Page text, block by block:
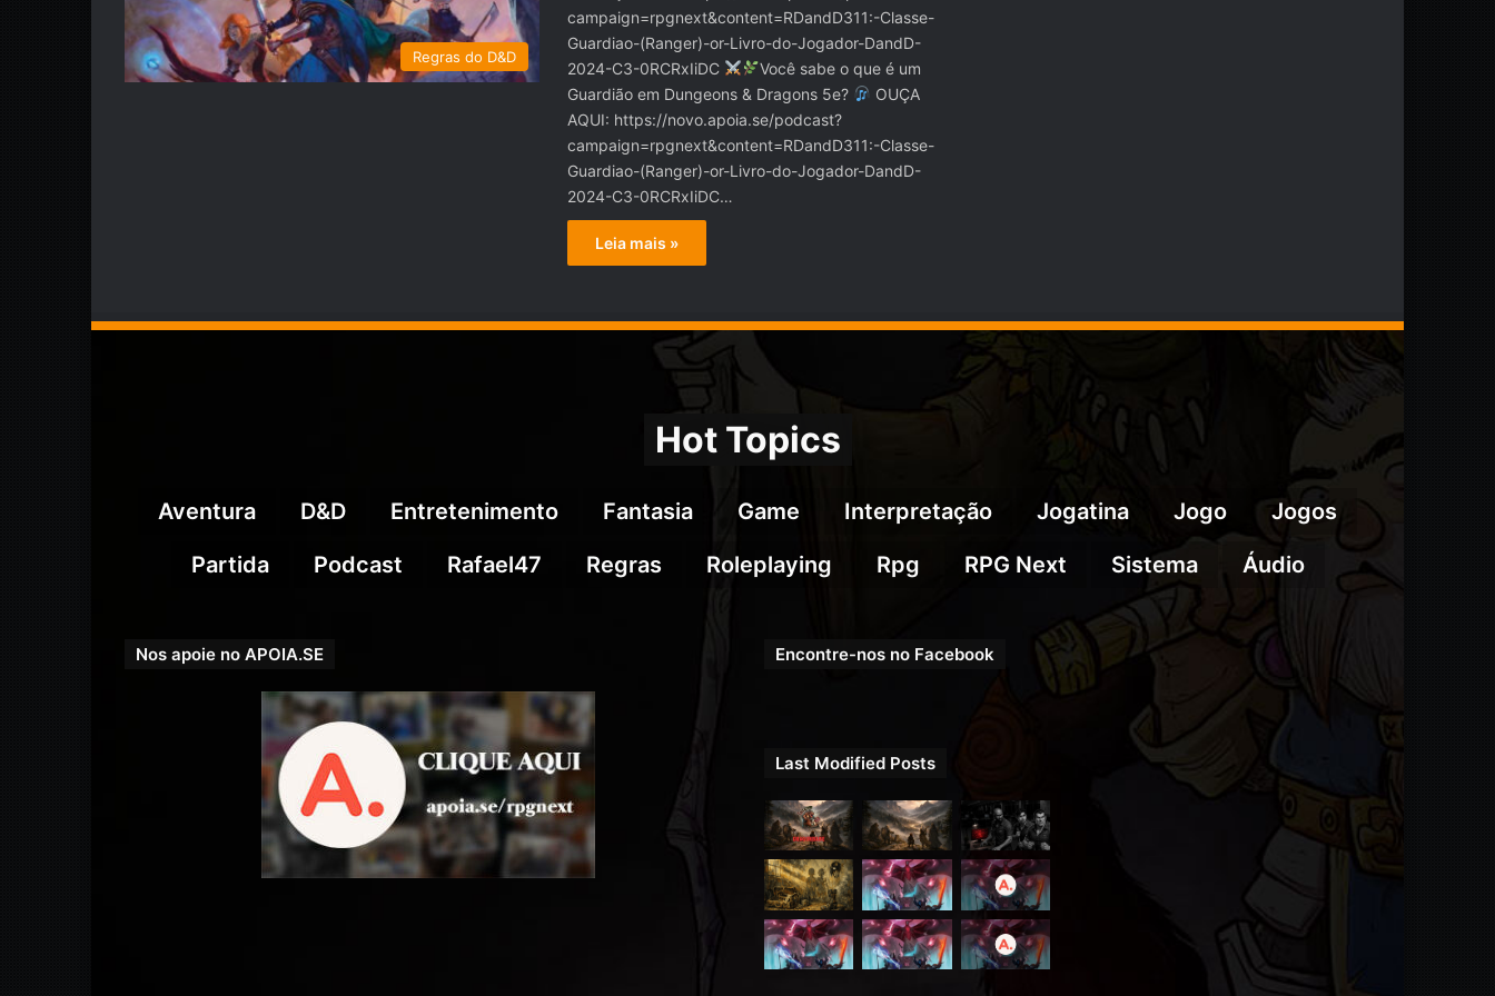
Regras do D&D
campaign=rpgnext&content=RDandD311:-Classe-
Guardiao-(Ranger)-or-Livro-do-Jogador-DandD-
2024-C3-0RCRxIiDC
Você sabe o que é um
Guardião em Dungeons & Dragons 5e?
OUÇA
AQUI: https://novo.apoia.se/podcast?
campaign=rpgnext&content=RDandD311:-Classe-
Guardiao-(Ranger)-or-Livro-do-Jogador-DandD-
2024-C3-0RCRxIiDC…
Leia mais »
Hot Topics
Aventura D&D Entretenimento Fantasia Game Interpretação Jogatina Jogo
Jogos
Partida
Podcast Rafael47 Regras Roleplaying Rpg RPG Next Sistema Áudio
Nos apoie no APOIA.SE Encontre-nos no Facebook
Last Modified Posts